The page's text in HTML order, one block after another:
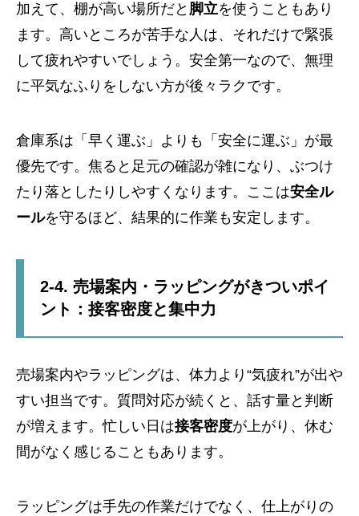
加えて、棚が高い場所だと 脚立を使うこともあり
ます。高いところが苦手な人は、それだけで緊張
して疲れやすいでしょう。安全第一なので、無理
に平気なふりをしない方が後々ラクです。
倉庫系は「早く運ぶ」よりも「安全に運ぶ」が最
優先です。焦ると足元の確認が雑になり、ぶつけ
たり落としたりしやすくなります。ここは安全ル
ールを守るほど、結果的に作業も安定します。
2-4. 売場案内・ラッピングがきついポイ
ント：接客密度と集中力
売場案内やラッピングは、体力より“気疲れ”が出や
すい担当です。質問対応が続くと、話す量と判断
が増えます。忙しい日は接客密度が上がり、休む
間がなく感じることもあります。
ラッピングは手先の作業だけでなく、仕上がりの